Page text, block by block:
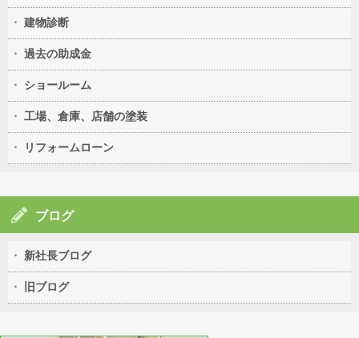
建物診断
過去の助成金
ショールーム
工場、倉庫、店舗の塗装
リフォームローン
ブログ
新社長ブログ
旧ブログ